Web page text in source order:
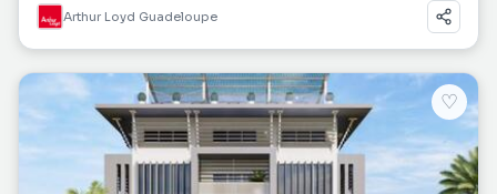
Arthur Loyd Guadeloupe
♡